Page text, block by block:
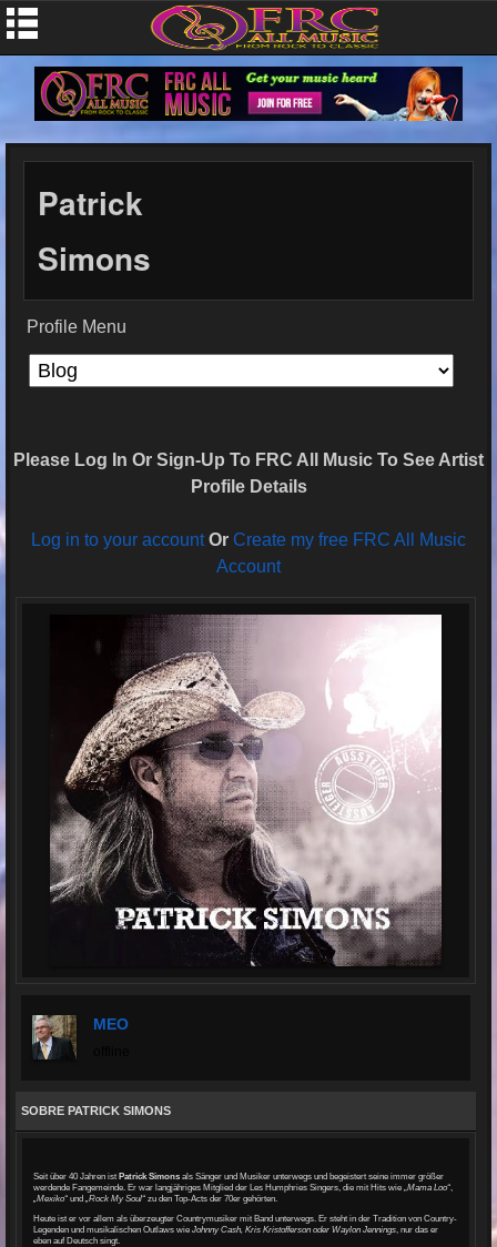
Patrick
Simons
Profile Menu
Please Log In Or Sign-Up To FRC All Music To See Artist
Profile Details
Log in to your account Or Create my free FRC All Music
Account
MEO
SOBRE PATRICK SIMONS
Seit über 40 Jahren ist Patrick Simons als Sänger und Musiker unterwegs und begeistert seine immer größer
werdende Fangemeinde. Er war langjähriges Mitglied der Les Humphries Singers, die mit Hits wie „Mama Loo“
„Mexiko“ und „Rock My Soul“ zu den Top-Acts der 70er gehörten.
Heute ist er vor allem als überzeugter Countrymusiker mit Band unterwegs. Er steht in der Tradition von Country-
Legenden und musikalischen Outlaws wieJohnny Cash, Kris Kristofferson oder Waylon Jennings , nur das er
eben auf Deutsch singt.